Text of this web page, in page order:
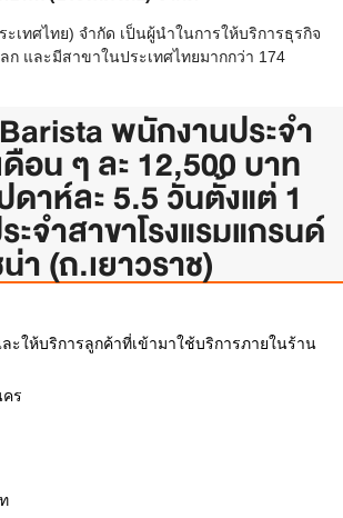
เทศไทย) จำกัด เป็นผู้นำในการให้บริการธุรกิจ
ก และมีสาขาในประเทศไทยมากกว่า 174
พนักงานประจำ
อน ๆ ละ 12,500 บาท
ดาห์ละ 5.5 วันตั้งแต่ 1
ะจำสาขาโรงแรมแกรนด์
า (ถ.เยาวราช)
ะให้บริการลูกค้าที่เข้ามาใช้บริการภายในร้าน
คร